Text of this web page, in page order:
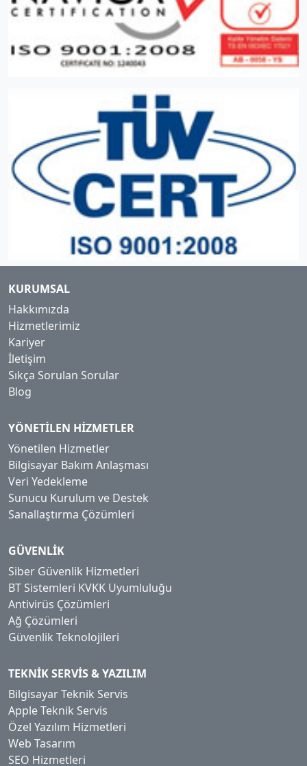
KURUMSAL
Hakkımızda
Hizmetlerimiz
Kariyer
İletişim
Sıkça Sorulan Sorular
Blog
YÖNETILEN HIZMETLER
Yönetilen Hizmetler
Bilgisayar Bakım Anlaşması
Veri Yedekleme
Sunucu Kurulum ve Destek
Sanallaştırma Çözümleri
GÜVENLIK
Siber Güvenlik Hizmetleri
BT Sistemleri KVKK Uyumluluğu
Antivirüs Çözümleri
Ağ Çözümleri
Güvenlik Teknolojileri
TEKNIK SERVIS & YAZILIM
Bilgisayar Teknik Servis
Apple Teknik Servis
Özel Yazılım Hizmetleri
Web Tasarım
SEO Hizmetleri